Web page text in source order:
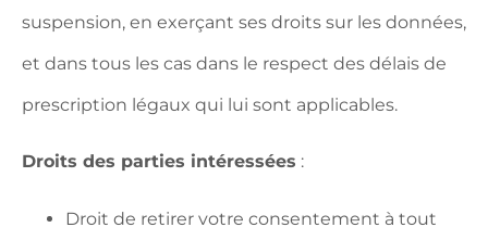
suspension, en exerçant ses droits sur les données,
et dans tous les cas dans le respect des délais de
prescription légaux qui lui sont applicables.
Droits des parties intéressées :
Droit de retirer votre consentement à tout